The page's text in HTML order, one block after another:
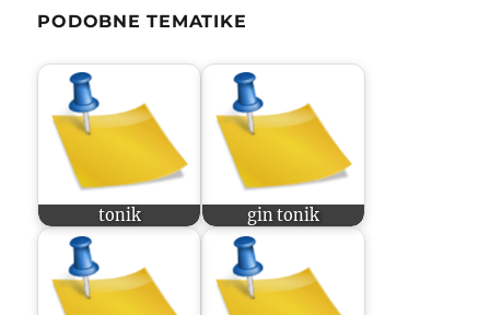
PODOBNE TEMATIKE
tonik gin tonik